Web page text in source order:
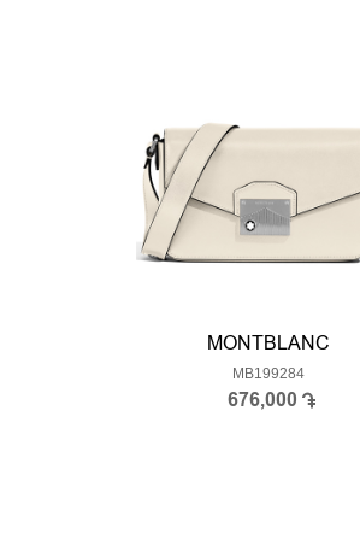
MONTBLANC
MB199284
676,000